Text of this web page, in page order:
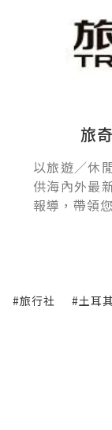
旅
以旅遊／休
供海內外最
報導，帶領
#旅行社 #土耳